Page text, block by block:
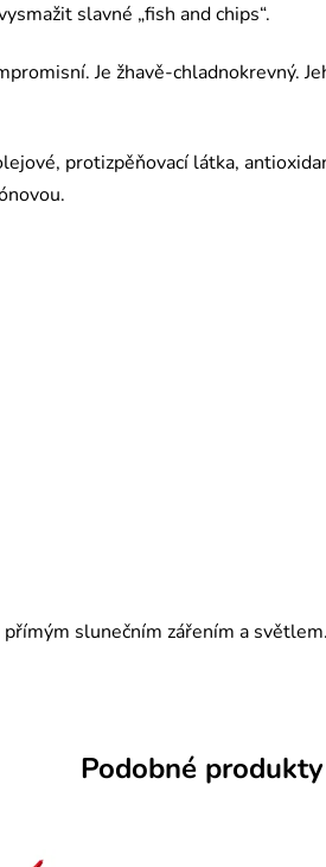
slavné „fish and chips“.
Je žhavě-chladnokrevný.
protizpěňovací látka,
slunečním zářením a světlem.
Podobné produkty